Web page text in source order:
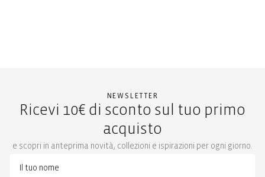
NEWSLETTER
Ricevi 10€ di sconto sul tuo primo
acquisto
e scopri in anteprima novità, collezioni e ispirazioni per ogni giorno.